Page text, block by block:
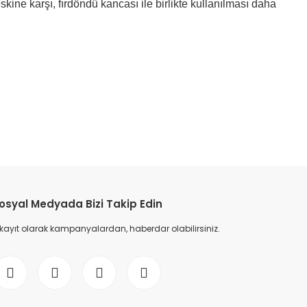
karşı, fırdöndü kancası ile birlikte kullanılması daha
Medyada Bizi Takip Edin
olarak kampanyalardan, haberdar olabilirsiniz.